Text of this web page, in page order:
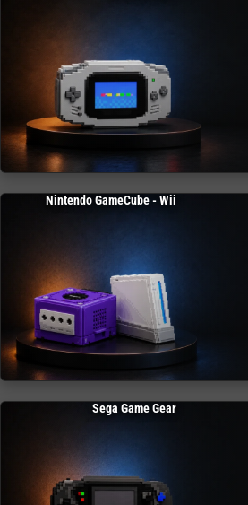
Nintendo GameCube - Wii
Sega Game Gear